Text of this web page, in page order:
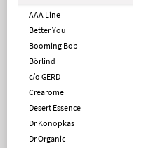
AAA Line
Better You
Booming Bob
Börlind
c/o GERD
Crearome
Desert Essence
Dr Konopkas
Dr Organic